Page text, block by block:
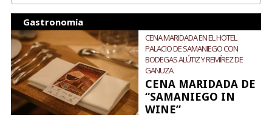
Gastronomía
CENA MARIDADA EN EL HOTEL
PALACIO DE SAMANIEGO CON
BODEGAS ALÚTIZ Y REMÍREZ DE
GANUZA
CENA MARIDADA DE
“SAMANIEGO IN
WINE”